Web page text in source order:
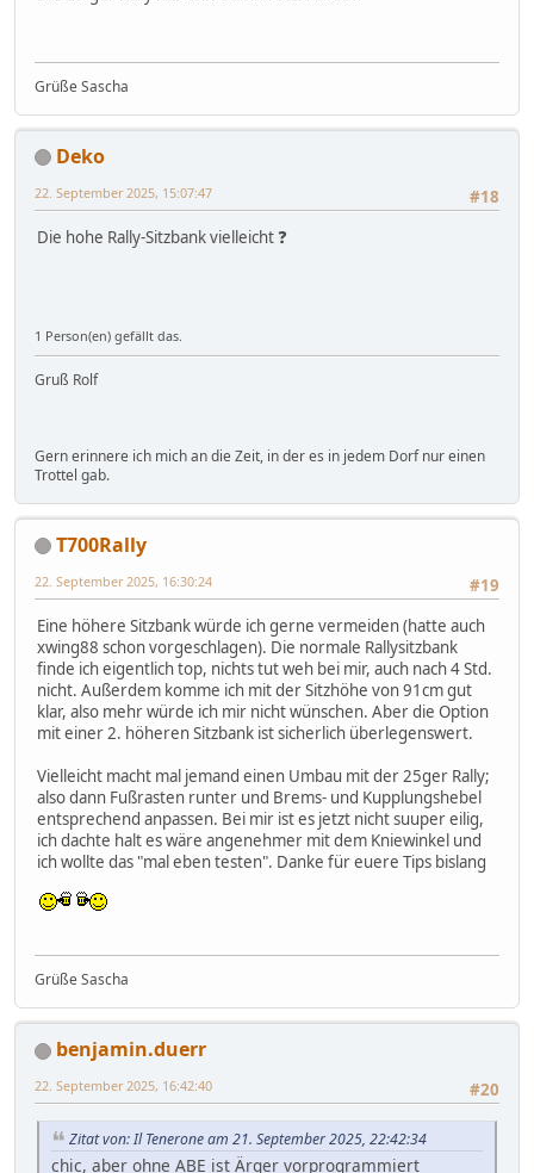
Grüße Sascha
Deko
#18
22. September 2025, 15:07:47
Die hohe Rally-Sitzbank vielleicht ❓
1 Person(en) gefällt das.
Gruß Rolf
Gern erinnere ich mich an die Zeit, in der es in jedem Dorf nur einen
Trottel gab.
T700Rally
#19
22. September 2025, 16:30:24
Eine höhere Sitzbank würde ich gerne vermeiden (hatte auch
xwing88 schon vorgeschlagen). Die normale Rallysitzbank
finde ich eigentlich top, nichts tut weh bei mir, auch nach 4 Std.
nicht. Außerdem komme ich mit der Sitzhöhe von 91cm gut
klar, also mehr würde ich mir nicht wünschen. Aber die Option
mit einer 2. höheren Sitzbank ist sicherlich überlegenswert.
Vielleicht macht mal jemand einen Umbau mit der 25ger Rally;
also dann Fußrasten runter und Brems- und Kupplungshebel
entsprechend anpassen. Bei mir ist es jetzt nicht suuper eilig,
ich dachte halt es wäre angenehmer mit dem Kniewinkel und
ich wollte das "mal eben testen". Danke für euere Tips bislang
Grüße Sascha
benjamin.duerr
#20
22. September 2025, 16:42:40
Zitat von: Il Tenerone am 21. September 2025, 22:42:34
chic, aber ohne ABE ist Ärger vorprogrammiert